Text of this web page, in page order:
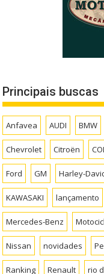
Principais buscas
Anfavea AUDI BMW
Chevrolet Citroën
Ford GM Harley-
KAWASAKI lançamento
Mercedes-Benz
Nissan novidades
Ranking Renault rio